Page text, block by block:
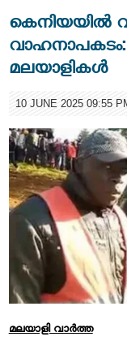
കെനിയയില്‍
വാഹനാപകടം:
മലയാളികള്‍
10 JUNE 2025 09:55
മലയാളി വാര്‍ത്ത